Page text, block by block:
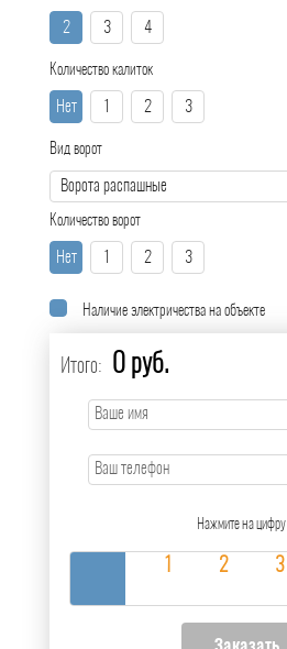
2 3 4
Количество калиток
Нет 1 2 3
Вид ворот
Количество ворот
Нет 1 2 3
Наличие электричества на объекте
Итого: 0 руб.
Нажмите на цифру